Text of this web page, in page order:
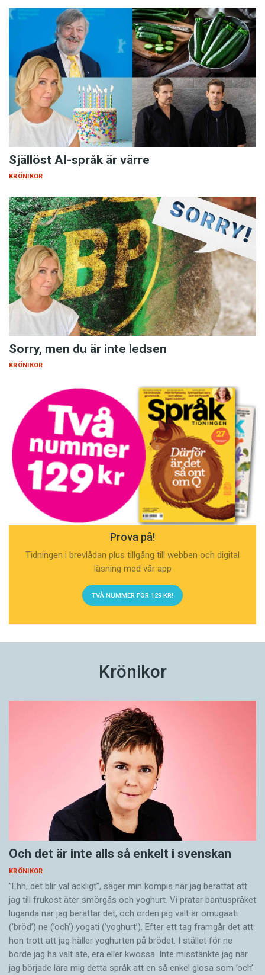
Själlöst AI-språk är värre
KRÖNIKOR
Sorry, men du är inte ledsen
KRÖNIKOR
Prova på!
Tidningen i brevlådan plus tillgång till webben och digital
läsning med vår app
TVÅ NUMMER FÖR 129 KR!
Krönikor
Och det är inte alls så enkelt i svenskan
KRÖNIKOR
”Ehh, det blir väl äckligt”, säger min kompis när jag berättat att
jag till frukost äter smörgås och yoghurt. Vi pratar bantuspråket
luganda när jag berättar det, och orden jag valt är omugaati
(’bröd’) ne (’och’) yogati (’yoghurt’). Efter ett tag framgår det att
hon trott att jag häller yoghurten på brödet. I stället för ne
borde jag ha valt ate, era eller kwossa. Inte misstänkte jag när
jag började lära mig detta språk att en så enkel glosa som ’och’